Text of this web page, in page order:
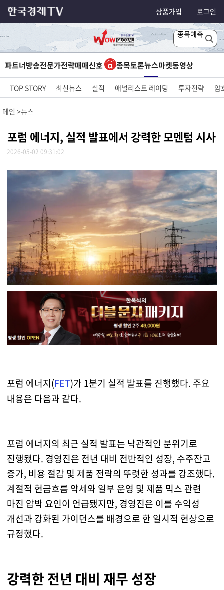
상품가입 로그인
종목예측
파트너방송전문가전략매매신호 종목토론뉴스마켓동영상
TOP STORY 최신뉴스 실적 애널리스트 레이팅 투자전략 암
메인 뉴스
포럼 에너지, 실적 발표에서 강력한 모멘텀 시사
2026-05-02 09:31:02
포럼 에너지(FET)가 1분기 실적 발표를 진행했다. 주요
내용은 다음과 같다.
포럼 에너지의 최근 실적 발표는 낙관적인 분위기로
진행됐다. 경영진은 전년 대비 전반적인 성장, 수주잔고
증가, 비용 절감 및 제품 전략의 뚜렷한 성과를 강조했다.
계절적 현금흐름 약세와 일부 운영 및 제품 믹스 관련
마진 압박 요인이 언급됐지만, 경영진은 이를 수익성
개선과 강화된 가이던스를 배경으로 한 일시적 현상으로
규정했다.
강력한 전년 대비 재무 성장